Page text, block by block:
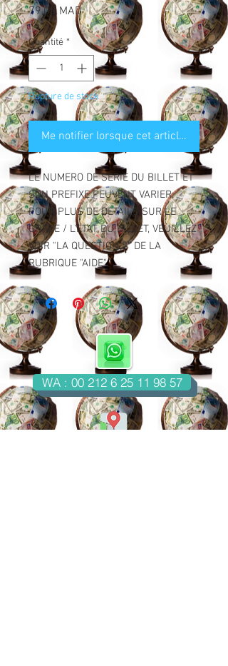
79,00 MADPrix
Quantité *
Rupture de stock
Me notifier lorsque cet article est
LE NUMERO DE SERIE DU BILLET ET
SON PREFIXE PEUVENT VARIER.
POUR PLUS DE DETAILS SUR LE
GRADE / L'ETAT DU BILLET, VEUILLEZ
VOIR "LA QUESTION 2" DE LA
RUBRIQUE "AIDE".
WA : 00 212 6 25 11 98 57